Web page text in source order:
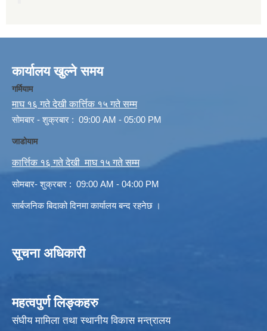
कार्यालय खुल्ने समय
गर्मियाम
माघ १६ गते देखी कार्त्तिक १५ गते सम्म
सोमबार - शुक्रबार : 09:00 AM - 05:00 PM
जाडोयाम
कार्त्तिक १६ गते देखी माघ १५ गते सम्म
सोमबार- शुक्रबार : 09:00 AM - 04:00 PM
सार्बजनिक बिदाको दिनमा कार्यालय बन्द रहनेछ ।
सूचना अधिकारी
महत्वपुर्ण लिङ्कहरु
संघीय मामिला तथा स्थानीय विकास मन्त्रालय